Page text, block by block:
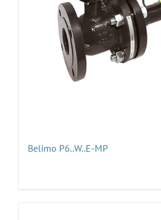
Belimo P6..W..E-MP